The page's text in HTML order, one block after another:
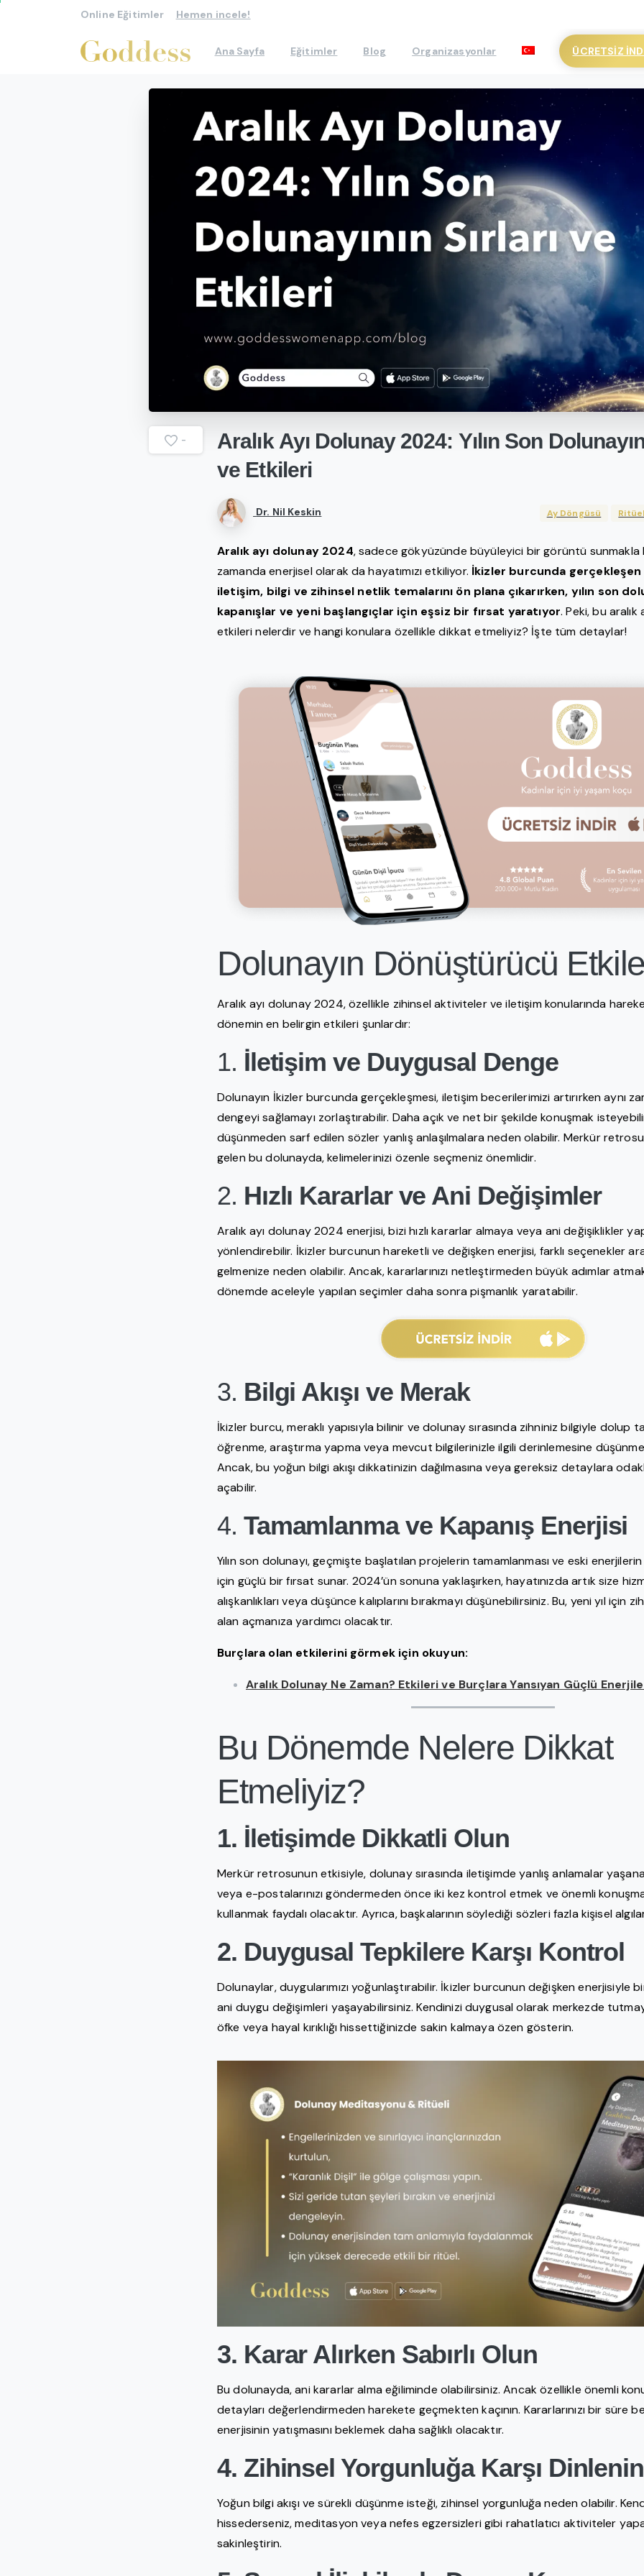
Online Eğitimler Hemen incele!
Ana Sayfa Eğitimler Blog Organizasyonlar ÜCRETSIZ
- Aralık Ayı Dolunay 2024: Yılın Son
ve Etkileri
Dr. Nil Keskin Ay Döngüsü
Aralık ayı dolunay 2024, sadece gökyüzünde büyüleyici bir görüntü sunmakla
zamanda enerjisel olarak da hayatımızı etkiliyor. İkizler burcunda
iletişim, bilgi ve zihinsel netlik temalarını ön plana çıkarırken, yılın son
kapanışlar ve yeni başlangıçlar için eşsiz bir fırsat yaratıyor. Peki, bu
etkileri nelerdir ve hangi konulara özellikle dikkat etmeliyiz? İşte tüm detaylar!
Dolunayın Dönüştürücü
Aralık ayı dolunay 2024, özellikle zihinsel aktiviteler ve iletişim konularında
dönemin en belirgin etkileri şunlardır:
1. İletişim ve Duygusal Denge
Dolunayın İkizler burcunda gerçekleşmesi, iletişim becerilerimizi artırırken aynı
dengeyi sağlamayı zorlaştırabilir. Daha açık ve net bir şekilde konuşmak
düşünmeden sarf edilen sözler yanlış anlaşılmalara neden olabilir. Merkür
gelen bu dolunayda, kelimelerinizi özenle seçmeniz önemlidir.
2. Hızlı Kararlar ve Ani Değişimler
Aralık ayı dolunay 2024 enerjisi, bizi hızlı kararlar almaya veya ani değişiklikler
yönlendirebilir. İkizler burcunun hareketli ve değişken enerjisi, farklı seçenekler
gelmenize neden olabilir. Ancak, kararlarınızı netleştirmeden büyük adımlar
dönemde aceleyle yapılan seçimler daha sonra pişmanlık yaratabilir.
3. Bilgi Akışı ve Merak
İkizler burcu, meraklı yapısıyla bilinir ve dolunay sırasında zihniniz bilgiyle dolup
öğrenme, araştırma yapma veya mevcut bilgilerinizle ilgili derinlemesine
Ancak, bu yoğun bilgi akışı dikkatinizin dağılmasına veya gereksiz detaylara
açabilir.
4. Tamamlanma ve Kapanış Enerjisi
Yılın son dolunayı, geçmişte başlatılan projelerin tamamlanması ve eski enerjilerin
için güçlü bir fırsat sunar. 2024’ün sonuna yaklaşırken, hayatınızda artık size
alışkanlıkları veya düşünce kalıplarını bırakmayı düşünebilirsiniz. Bu, yeni yıl için
alan açmanıza yardımcı olacaktır.
Burçlara olan etkilerini görmek için okuyun:
Aralık Dolunay Ne Zaman? Etkileri ve Burçlara Yansıyan Güçlü
Bu Dönemde Nelere Dikkat
Etmeliyiz?
1. İletişimde Dikkatli Olun
Merkür retrosunun etkisiyle, dolunay sırasında iletişimde yanlış anlamalar
veya e-postalarınızı göndermeden önce iki kez kontrol etmek ve önemli
kullanmak faydalı olacaktır. Ayrıca, başkalarının söylediği sözleri fazla kişisel
2. Duygusal Tepkilere Karşı Kontrol
Dolunaylar, duygularımızı yoğunlaştırabilir. İkizler burcunun değişken enerjisiyle
ani duygu değişimleri yaşayabilirsiniz. Kendinizi duygusal olarak merkezde
öfke veya hayal kırıklığı hissettiğinizde sakin kalmaya özen gösterin.
3. Karar Alırken Sabırlı Olun
Bu dolunayda, ani kararlar alma eğiliminde olabilirsiniz. Ancak özellikle önemli
detayları değerlendirmeden harekete geçmekten kaçının. Kararlarınızı bir süre
enerjisinin yatışmasını beklemek daha sağlıklı olacaktır.
4. Zihinsel Yorgunluğa Karşı Dinlenin
Yoğun bilgi akışı ve sürekli düşünme isteği, zihinsel yorgunluğa neden olabilir.
hissederseniz, meditasyon veya nefes egzersizleri gibi rahatlatıcı aktiviteler
sakinleştirin.